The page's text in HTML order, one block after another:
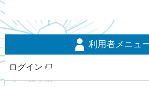
利用者メニュ
ログイン